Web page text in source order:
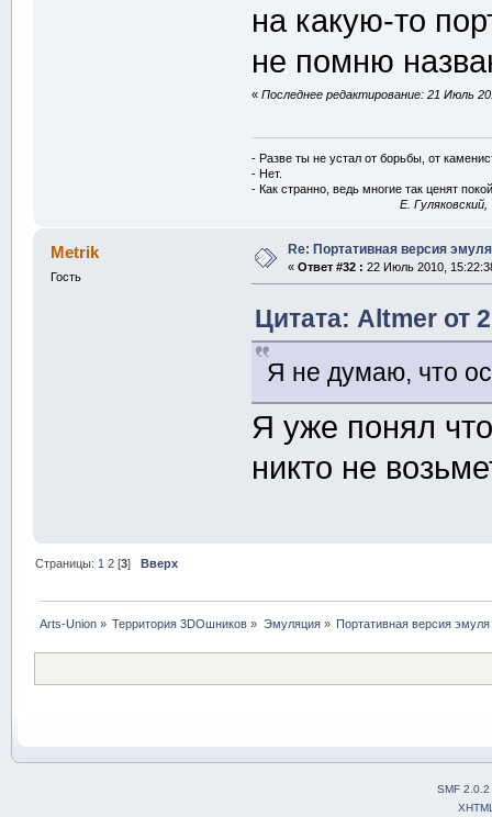
на какую-то
не помню
«Последнее редактирование: 21 Июль
- Разве ты не устал от борьбы, от
- Нет.
- Как странно, ведь многие так ценят
E.
Metrik
Гость
Re: Портативная версия
« Ответ #32 : 22 Июль 2010,
Цитата: Altmer от
Я не думаю, что
Я уже понял
никто не
Страницы: 1 2 [3]Вверх
Arts-Union » Территория 3DOшников » Эмуляция» Портативная версия эмуля
SMF 2.0.2